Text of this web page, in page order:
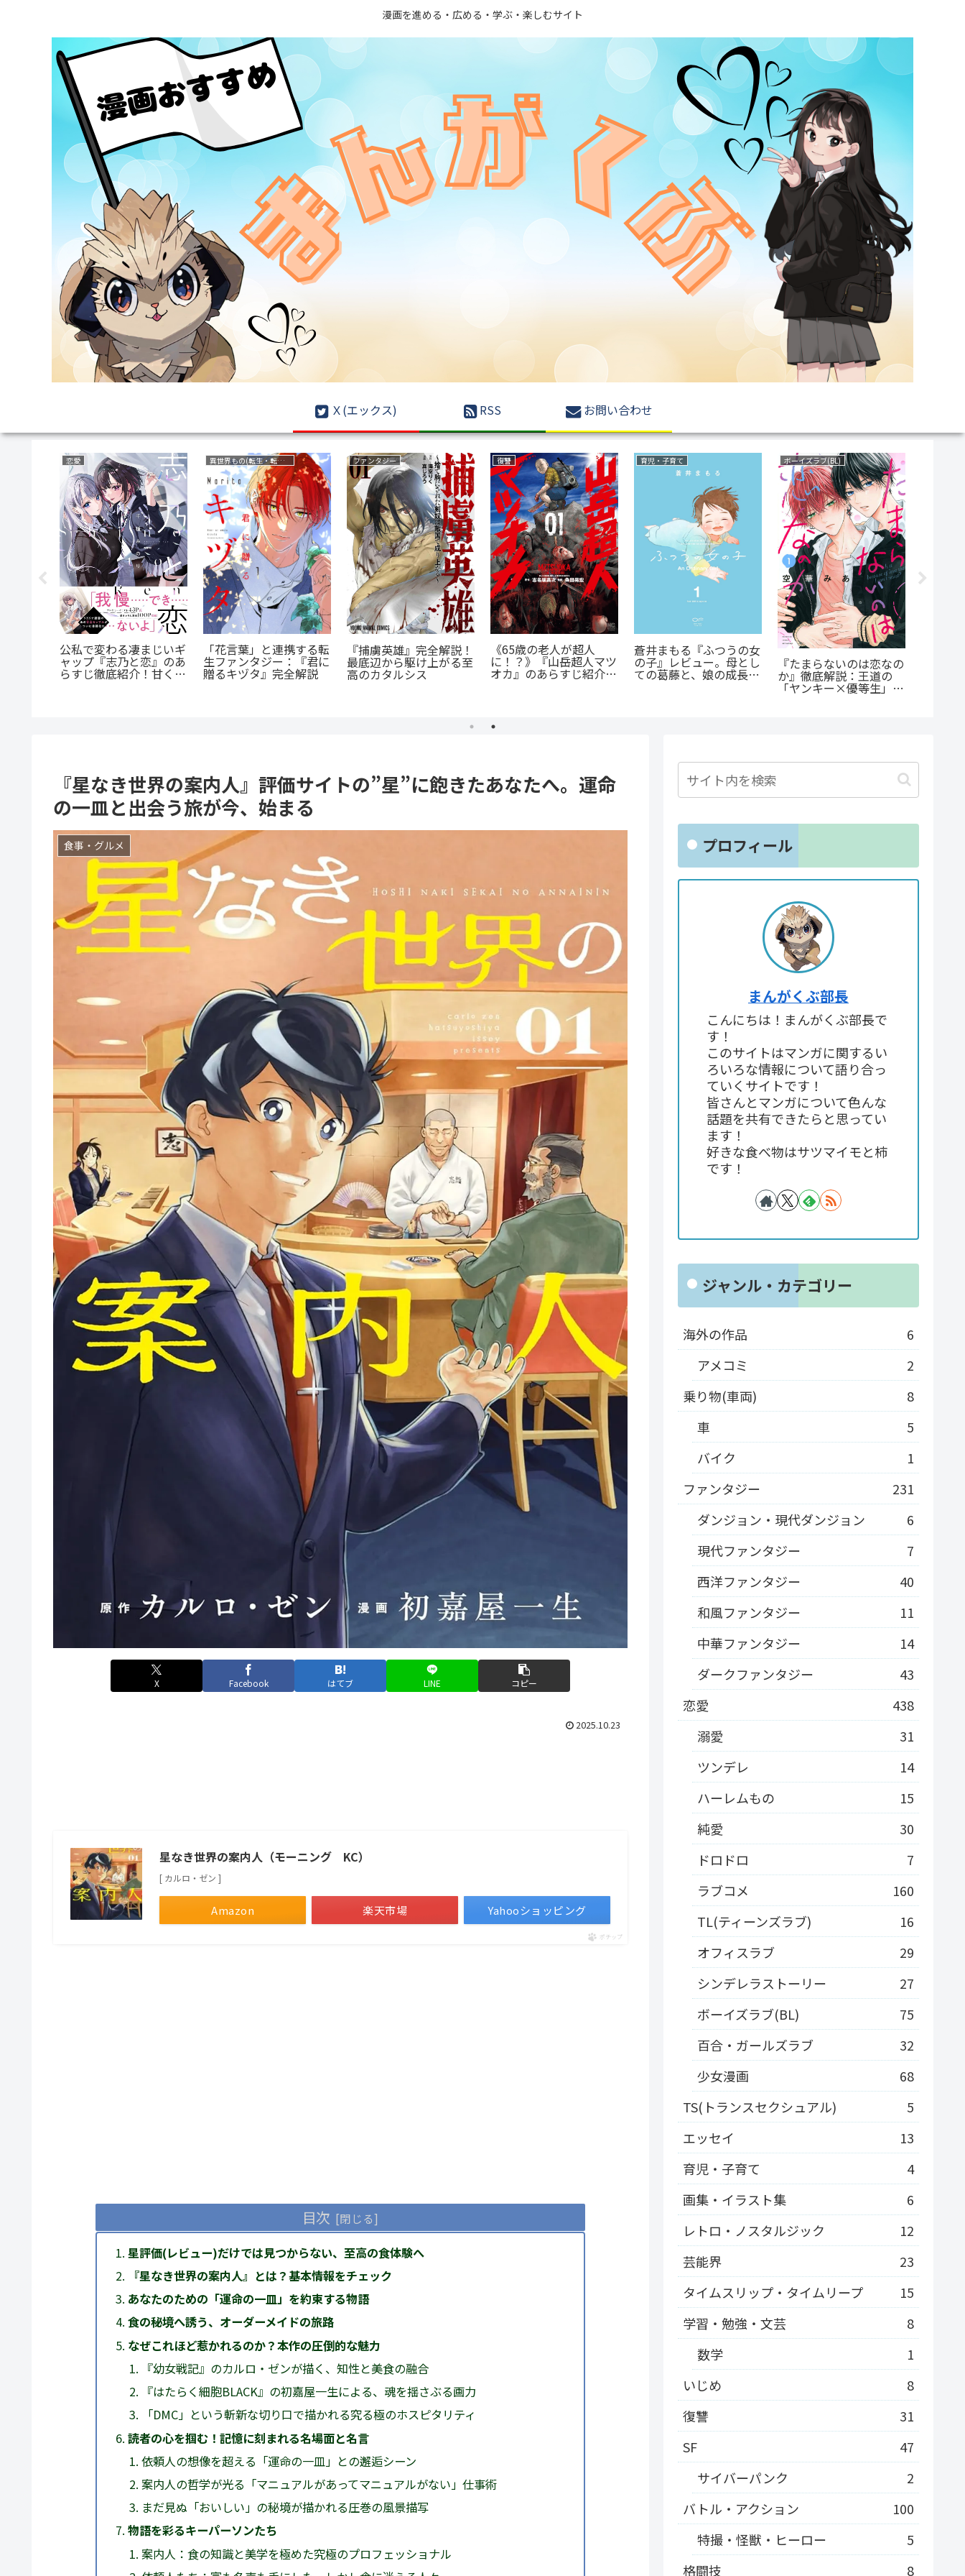
漫画を進める・広める・学ぶ・楽しむサイト
Ｘ(エックス) RSS お問い合わせ
恋愛
公私で変わる凄まじいギ
ャップ『志乃と恋』のあ
らすじ徹底紹介！甘くて
異世界もの(転生・転移・成り上がり・異世界ファンタジー)
「花言葉」と連携する転
生ファンタジー：『君に
贈るキヅタ』完全解説
ファンタジー
『捕虜英雄』完全解説！
最底辺から駆け上がる至
高のカタルシス
復讐
《65歳の老人が超人
に！？》『山岳超人マツ
オカ』のあらすじ紹介：
育児・子育て
蒼井まもる『ふつうの女
の子』レビュー。母とし
ての葛藤と、娘の成長に
涙が止まらない
ボーイズラブ(BL)
『たまらないのは恋なの
か』徹底解説：王道の
「ヤンキー×優等生」が
『星なき世界の案内人』評価サイトの”星”に飽きたあなたへ。運命
の一皿と出会う旅が今、始まる
食事・グルメ
X Facebook はてブ LINE コピー
2025.10.23
星なき世界の案内人（モーニング KC）
[ カルロ・ゼン ]
Amazon 楽天市場 Yahooショッピング
ポチップ
目次
星評価(レビュー)だけでは見つからない、至高の食体験へ
『星なき世界の案内人』とは？基本情報をチェック
あなたのための「運命の一皿」を約束する物語
食の秘境へ誘う、オーダーメイドの旅路
なぜこれほど惹かれるのか？本作の圧倒的な魅力
『幼女戦記』のカルロ・ゼンが描く、知性と美食の融合
『はたらく細胞BLACK』の初嘉屋一生による、魂を揺さぶる画力
「DMC」という斬新な切り口で描かれる究る極のホスピタリティ
読者の心を掴む！記憶に刻まれる名場面と名言
依頼人の想像を超える「運命の一皿」との邂逅シーン
案内人の哲学が光る「マニュアルがあってマニュアルがない」仕事術
まだ見ぬ「おいしい」の秘境が描かれる圧巻の風景描写
物語を彩るキーパーソンたち
案内人：食の知識と美学を極めた究極のプロフェッショナル
プロフィール
まんがくぶ部長
こんにちは！まんがくぶ部長で
す！
このサイトはマンガに関するい
ろいろな情報について語り合っ
ていくサイトです！
皆さんとマンガについて色んな
話題を共有できたらと思ってい
ます！
好きな食べ物はサツマイモと柿
です！
ジャンル・カテゴリー
海外の作品
6
アメコミ
2
乗り物(車両)
8
車
5
バイク
1
ファンタジー
231
ダンジョン・現代ダンジョン
6
現代ファンタジー
7
西洋ファンタジー
40
和風ファンタジー
11
中華ファンタジー
14
ダークファンタジー
43
恋愛
438
溺愛
31
ツンデレ
14
ハーレムもの
15
純愛
30
ドロドロ
7
ラブコメ
160
TL(ティーンズラブ)
16
オフィスラブ
29
シンデレラストーリー
27
ボーイズラブ(BL)
75
百合・ガールズラブ
32
少女漫画
68
TS(トランスセクシュアル)
5
エッセイ
13
育児・子育て
4
画集・イラスト集
6
レトロ・ノスタルジック
12
芸能界
23
タイムスリップ・タイムリープ
15
学習・勉強・文芸
8
数学
1
いじめ
8
復讐
31
SF
47
サイバーパンク
2
バトル・アクション
100
特撮・怪獣・ヒーロー
5
格闘技
8